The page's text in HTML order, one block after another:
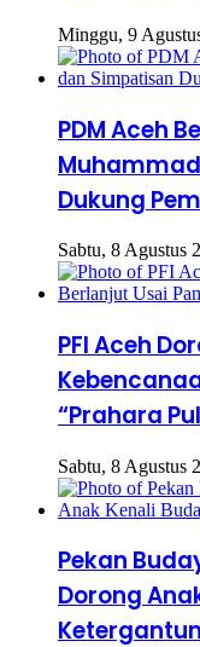
Minggu, 9
PDM Aceh
Dukung
Sabtu, 8 Agustus
PFI Aceh
Sabtu, 8 Agustus
Pekan
Dorong